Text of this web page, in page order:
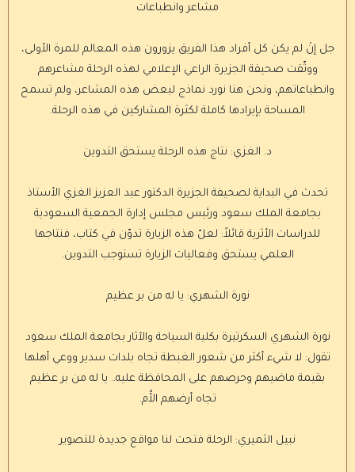
مشاعر وانطباعات
جل إنْ لم يكن كل أفراد هذا الفريق يزورون هذه المعالم للمرة الأولى،
ووثّقت صحيفة الجزيرة الراعي الإعلامي لهذه الرحلة مشاعرهم
وانطباعاتهم، ونحن هنا نورد نماذج لبعض هذه المشاعر، ولم تسمح
المساحة بإيرادها كاملة لكثرة المشاركين في هذه الرحلة.
د. الغزي: نتاج هذه الرحلة يستحق التدوين
تحدث في البداية لصحيفة الجزيرة الدكتور عبد العزيز الغزي الأستاذ
بجامعة الملك سعود ورئيس مجلس إدارة الجمعية السعودية
للدراسات الأثرية قائلاً: لعلّ هذه الزيارة تدوّن في كتاب، فنتاجها
العلمي يستحق وفعاليات الزيارة تستوجب التدوين.
نورة الشهري: يا له من بر عظيم
نورة الشهري السكرتيرة بكلية السياحة والآثار بجامعة الملك سعود
تقول: لا شيء أكثر من شعور الغبطة تجاه بلدات سدير ووعي أهلها
بقيمة ماضيهم وحرصهم على المحافظة عليه.. يا له من بر عظيم
تجاه أرضهم الأُم.
نبيل الثميري: الرحلة فتحت لنا مواقع جديدة للتصوير